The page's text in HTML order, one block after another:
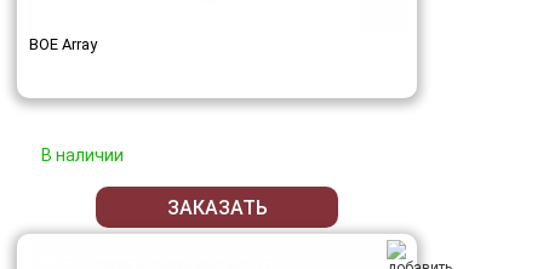
BOE Array
В наличии
ЗАКАЗАТЬ